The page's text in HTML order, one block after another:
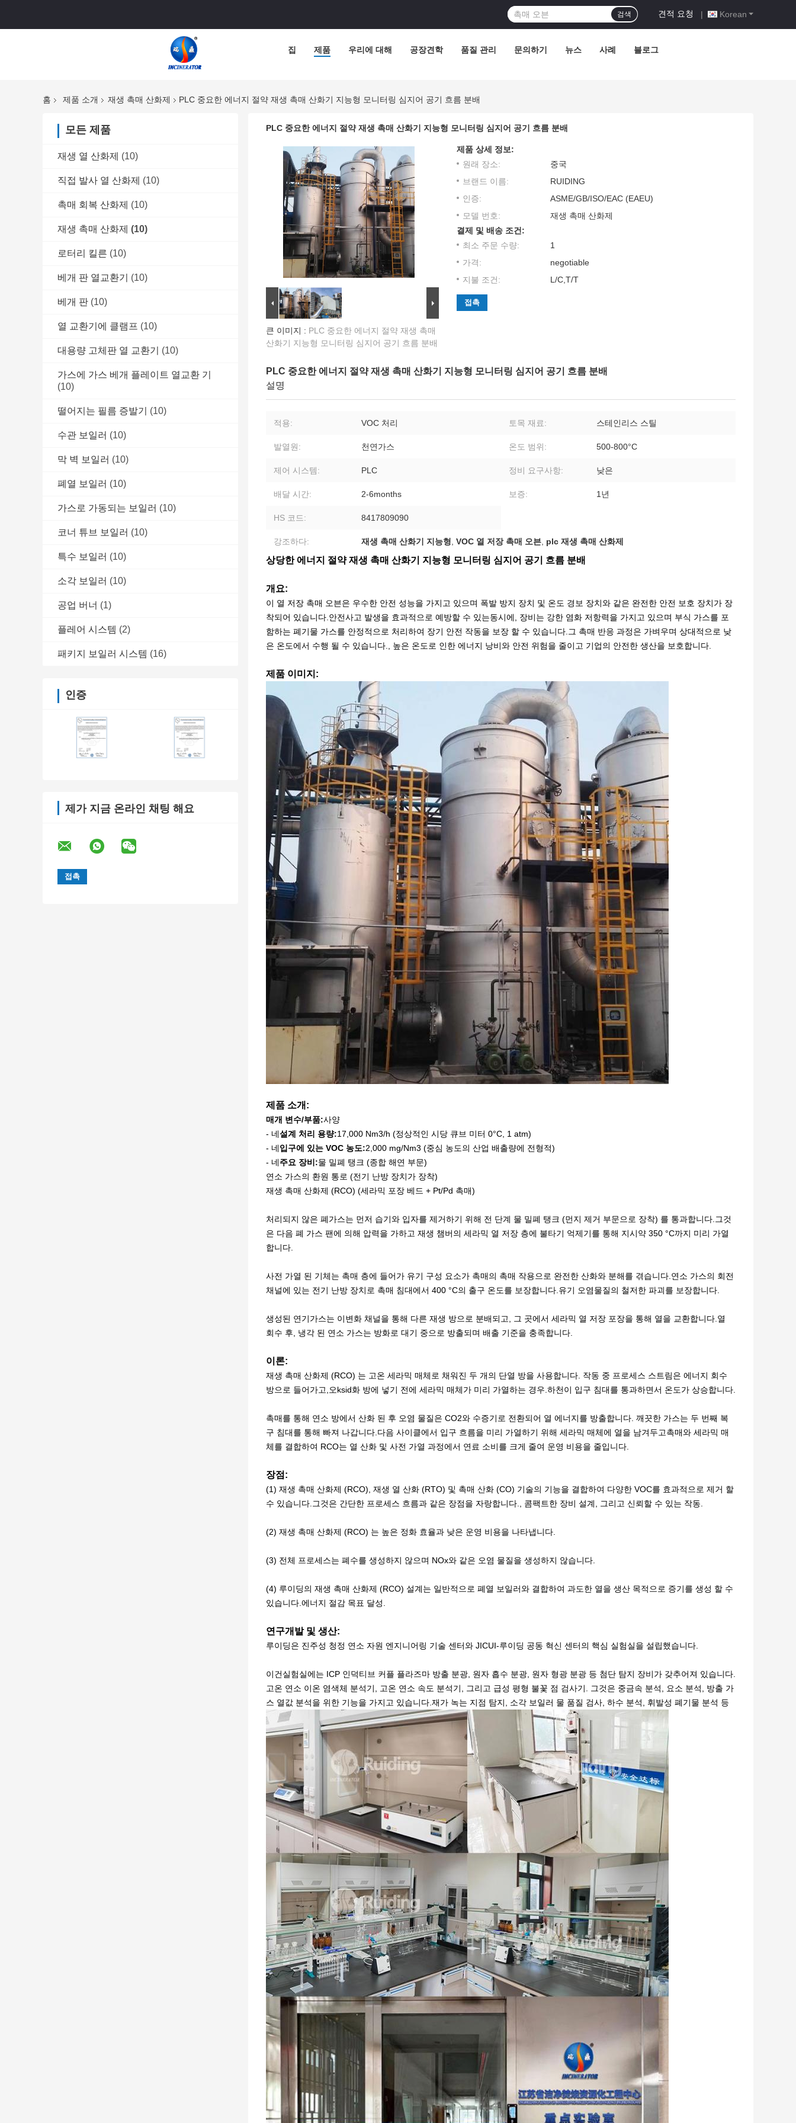
Korean
견적 요청 |
검색
집 제품 우리에 대해 공장견학 품질 관리 문의하기 뉴스 사례 블로그
홈 제품 소개 재생 촉매 산화제 PLC 중요한 에너지 절약 재생 촉매 산화기 지능형 모니터링 심지어 공기 흐름 분배
모든 제품
재생 열 산화제 (10)
직접 발사 열 산화제 (10)
촉매 회복 산화제 (10)
재생 촉매 산화제 (10)
로터리 킬른 (10)
베개 판 열교환기 (10)
베개 판 (10)
열 교환기에 클램프 (10)
대용량 고체판 열 교환기 (10)
가스에 가스 베개 플레이트 열교환 기
(10)
떨어지는 필름 증발기 (10)
수관 보일러 (10)
막 벽 보일러 (10)
폐열 보일러 (10)
가스로 가동되는 보일러 (10)
코너 튜브 보일러 (10)
특수 보일러 (10)
소각 보일러 (10)
공업 버너 (1)
플레어 시스템 (2)
패키지 보일러 시스템 (16)
인증
제가 지금 온라인 채팅 해요
PLC 중요한 에너지 절약 재생 촉매 산화기 지능형 모니터링 심지어 공기 흐름 분배
큰 이미지 : PLC 중요한 에너지 절약 재생 촉매
산화기 지능형 모니터링 심지어 공기 흐름 분배
제품 상세 정보:
원래 장소:
중국
브랜드 이름:
RUIDING
인증:
ASME/GB/ISO/EAC (EAEU)
모델 번호:
재생 촉매 산화제
결제 및 배송 조건:
최소 주문 수량:
1
가격:
negotiable
지불 조건:
L/C,T/T
접촉
PLC 중요한 에너지 절약 재생 촉매 산화기 지능형 모니터링 심지어 공기 흐름 분배
설명
적용: VOC 처리 토목 재료: 스테인리스 스틸
발열원: 천연가스 온도 범위: 500-800°C
제어 시스템: PLC 정비 요구사항: 낮은
배달 시간: 2-6months 보증: 1년
HS 코드: 8417809090
강조하다: 재생 촉매 산화기 지능형, VOC 열 저장 촉매 오븐, plc 재생 촉매 산화제
상당한 에너지 절약 재생 촉매 산화기 지능형 모니터링 심지어 공기 흐름 분배
개요:
이 열 저장 촉매 오븐은 우수한 안전 성능을 가지고 있으며 폭발 방지 장치 및 온도 경보 장치와 같은 완전한 안전 보호 장치가 장
착되어 있습니다.안전사고 발생을 효과적으로 예방할 수 있는동시에, 장비는 강한 염화 저항력을 가지고 있으며 부식 가스를 포
함하는 폐기물 가스를 안정적으로 처리하여 장기 안전 작동을 보장 할 수 있습니다.그 촉매 반응 과정은 가벼우며 상대적으로 낮
은 온도에서 수행 될 수 있습니다., 높은 온도로 인한 에너지 낭비와 안전 위험을 줄이고 기업의 안전한 생산을 보호합니다.
제품 이미지:
제품 소개:
매개 변수/부품:사양
- 네설계 처리 용량:17,000 Nm3/h (정상적인 시당 큐브 미터 0°C, 1 atm)
- 네입구에 있는 VOC 농도:2,000 mg/Nm3 (중심 농도의 산업 배출량에 전형적)
- 네주요 장비:물 밀폐 탱크 (종합 해연 부문)
연소 가스의 환원 통로 (전기 난방 장치가 장착)
재생 촉매 산화제 (RCO) (세라믹 포장 베드 + Pt/Pd 촉매)
처리되지 않은 폐가스는 먼저 습기와 입자를 제거하기 위해 전 단계 물 밀폐 탱크 (먼지 제거 부문으로 장착) 를 통과합니다.그것
은 다음 폐 가스 팬에 의해 압력을 가하고 재생 챔버의 세라믹 열 저장 층에 불타기 억제기를 통해 지시약 350 °C까지 미리 가열
합니다.
사전 가열 된 기체는 촉매 층에 들어가 유기 구성 요소가 촉매의 촉매 작용으로 완전한 산화와 분해를 겪습니다.연소 가스의 회전
채널에 있는 전기 난방 장치로 촉매 침대에서 400 °C의 출구 온도를 보장합니다.유기 오염물질의 철저한 파괴를 보장합니다.
생성된 연기가스는 이변화 채널을 통해 다른 재생 방으로 분배되고, 그 곳에서 세라믹 열 저장 포장을 통해 열을 교환합니다.열
회수 후, 냉각 된 연소 가스는 방화로 대기 중으로 방출되며 배출 기준을 충족합니다.
이론:
재생 촉매 산화제 (RCO) 는 고온 세라믹 매체로 채워진 두 개의 단열 방을 사용합니다. 작동 중 프로세스 스트림은 에너지 회수
방으로 들어가고,오ksid화 방에 넣기 전에 세라믹 매체가 미리 가열하는 경우.하천이 입구 침대를 통과하면서 온도가 상승합니다.
촉매를 통해 연소 방에서 산화 된 후 오염 물질은 CO2와 수증기로 전환되어 열 에너지를 방출합니다. 깨끗한 가스는 두 번째 복
구 침대를 통해 빠져 나갑니다.다음 사이클에서 입구 흐름을 미리 가열하기 위해 세라믹 매체에 열을 남겨두고촉매와 세라믹 매
체를 결합하여 RCO는 열 산화 및 사전 가열 과정에서 연료 소비를 크게 줄여 운영 비용을 줄입니다.
장점:
(1) 재생 촉매 산화제 (RCO), 재생 열 산화 (RTO) 및 촉매 산화 (CO) 기술의 기능을 결합하여 다양한 VOC를 효과적으로 제거 할
수 있습니다.그것은 간단한 프로세스 흐름과 같은 장점을 자랑합니다., 콤팩트한 장비 설계, 그리고 신뢰할 수 있는 작동.
(2) 재생 촉매 산화제 (RCO) 는 높은 정화 효율과 낮은 운영 비용을 나타냅니다.
(3) 전체 프로세스는 폐수를 생성하지 않으며 NOx와 같은 오염 물질을 생성하지 않습니다.
(4) 루이딩의 재생 촉매 산화제 (RCO) 설계는 일반적으로 폐열 보일러와 결합하여 과도한 열을 생산 목적으로 증기를 생성 할 수
있습니다.에너지 절감 목표 달성.
연구개발 및 생산:
루이딩은 진주성 청정 연소 자원 엔지니어링 기술 센터와 JICUI-루이딩 공동 혁신 센터의 핵심 실험실을 설립했습니다.
이건실험실에는 ICP 인덕티브 커플 플라즈마 방출 분광, 원자 흡수 분광, 원자 형광 분광 등 첨단 탐지 장비가 갖추어져 있습니다.
고온 연소 이온 염색체 분석기, 고온 연소 속도 분석기, 그리고 급성 평형 불꽃 점 검사기. 그것은 중금속 분석, 요소 분석, 방출 가
스 열값 분석을 위한 기능을 가지고 있습니다.재가 녹는 지점 탐지, 소각 보일러 물 품질 검사, 하수 분석, 휘발성 폐기물 분석 등